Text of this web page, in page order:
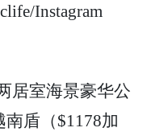
Instagram
居室海景豪华公
盾（$1178加